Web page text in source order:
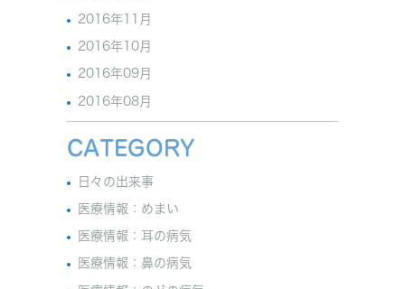
2016年11月
2016年10月
2016年09月
2016年08月
CATEGORY
日々の出来事
医療情報：めまい
医療情報：耳の病気
医療情報：鼻の病気